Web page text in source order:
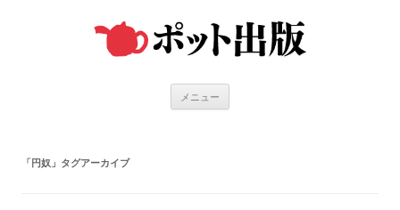
メニュー
「円奴 」タグアーカイブ